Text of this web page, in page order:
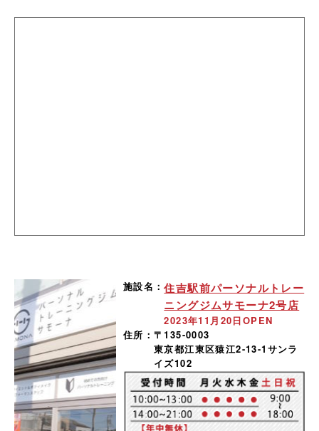
施設名：住吉駅前パーソナルトレー
ニングジムサモーナ2号店
2023年11月20日OPEN
住所： 〒135-0003
東京都江東区猿江2-13-1サンラ
イズ102